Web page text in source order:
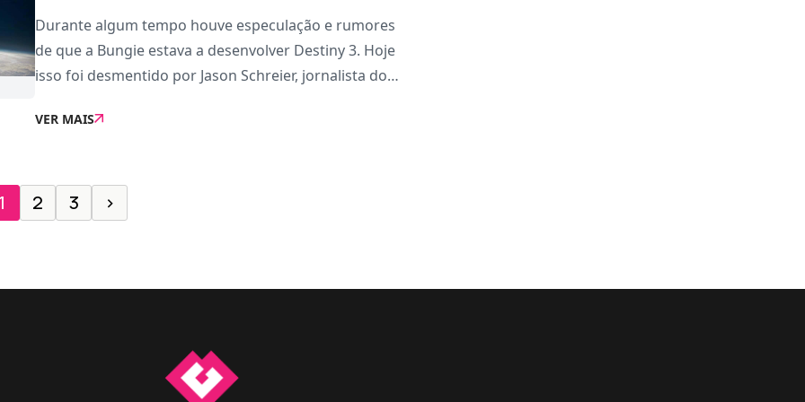
Durante algum tempo houve especulação e rumores
de que a Bungie estava a desenvolver Destiny 3. Hoje
isso foi desmentido por Jason Schreier, jornalista do
momento no que toca a informações privile
VER MAIS
2 3 ›